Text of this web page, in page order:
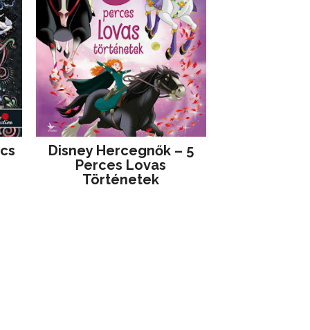
Disney ​Hercegnők – 5
Perces Lovas
Történetek